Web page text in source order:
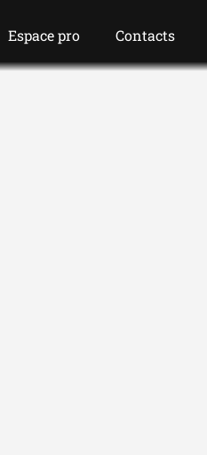
Espace pro Contacts